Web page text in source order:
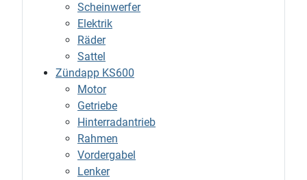
Scheinwerfer
Elektrik
Räder
Sattel
Zündapp KS600
Motor
Getriebe
Hinterradantrieb
Rahmen
Vordergabel
Lenker